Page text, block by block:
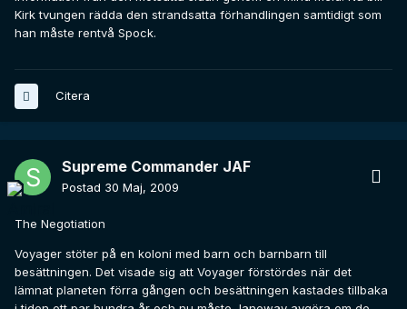
Kirk tvungen rädda den strandsatta förhandlingen samtidigt som
han måste rentvå Spock.
Citera
Supreme Commander JAF
Postad 30 Maj, 2009
The Negotiation
Voyager stöter på en koloni med barn och barnbarn till
besättningen. Det visade sig att Voyager förstördes när det
lämnat planeten förra gången och besättningen kastades tillbaka